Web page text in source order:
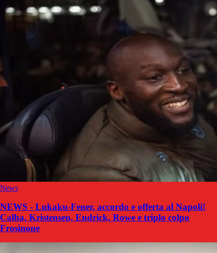
News
NEWS - Lukaku-Fener, accordo e offerta al Napoli!
Calha, Kristensen, Endrick, Rowe e triplo colpo
Frosinone